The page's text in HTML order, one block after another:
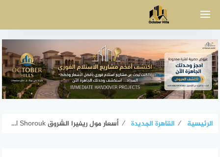
الرئيسية ⁄ القاهرة الجديدة ⁄ أسعار مول ريفيرا الشروق Rivera Mall El Shorouk